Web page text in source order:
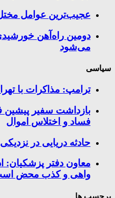
عجیب‌ترین عوامل
دومین راه‌آهن
می‌شود
سیاسی
ترامپ: مذاکرات با
بازداشت سفیر پیشین
فساد و اختلاس اموال
حادثه دریایی در
معاون دفتر پزشکیان:
واهی و کذب محض
برچسب ها